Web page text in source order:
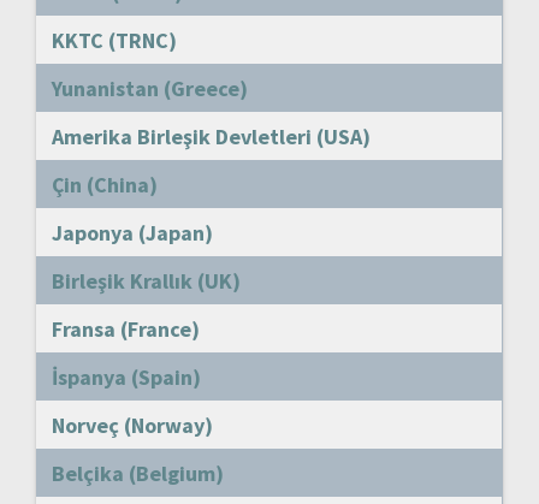
KKTC (TRNC)
Yunanistan (Greece)
Amerika Birleşik Devletleri (USA)
Çin (China)
Japonya (Japan)
Birleşik Krallık (UK)
Fransa (France)
İspanya (Spain)
Norveç (Norway)
Belçika (Belgium)